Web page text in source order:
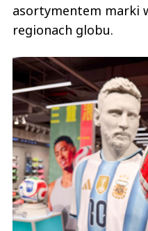
asortymentem marki
regionach globu.